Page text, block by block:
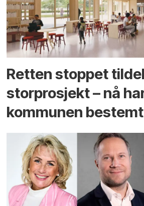
Retten stoppet
storprosjekt – nå
kommunen